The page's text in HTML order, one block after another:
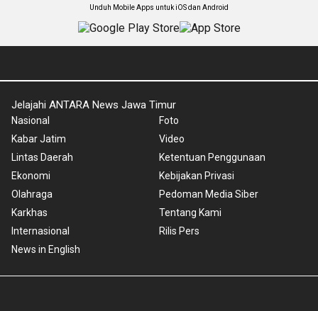
Unduh Mobile Apps untuk iOS dan Android
Jelajahi ANTARA News Jawa Timur
Nasional
Kabar Jatim
Lintas Daerah
Ekonomi
Olahraga
Karkhas
Internasional
News in English
Foto
Video
Ketentuan Penggunaan
Kebijakan Privasi
Pedoman Media Siber
Tentang Kami
Rilis Pers